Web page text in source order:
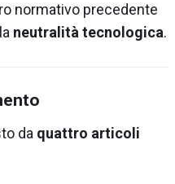
normativo precedente
neutralità tecnologica.
da quattro articoli